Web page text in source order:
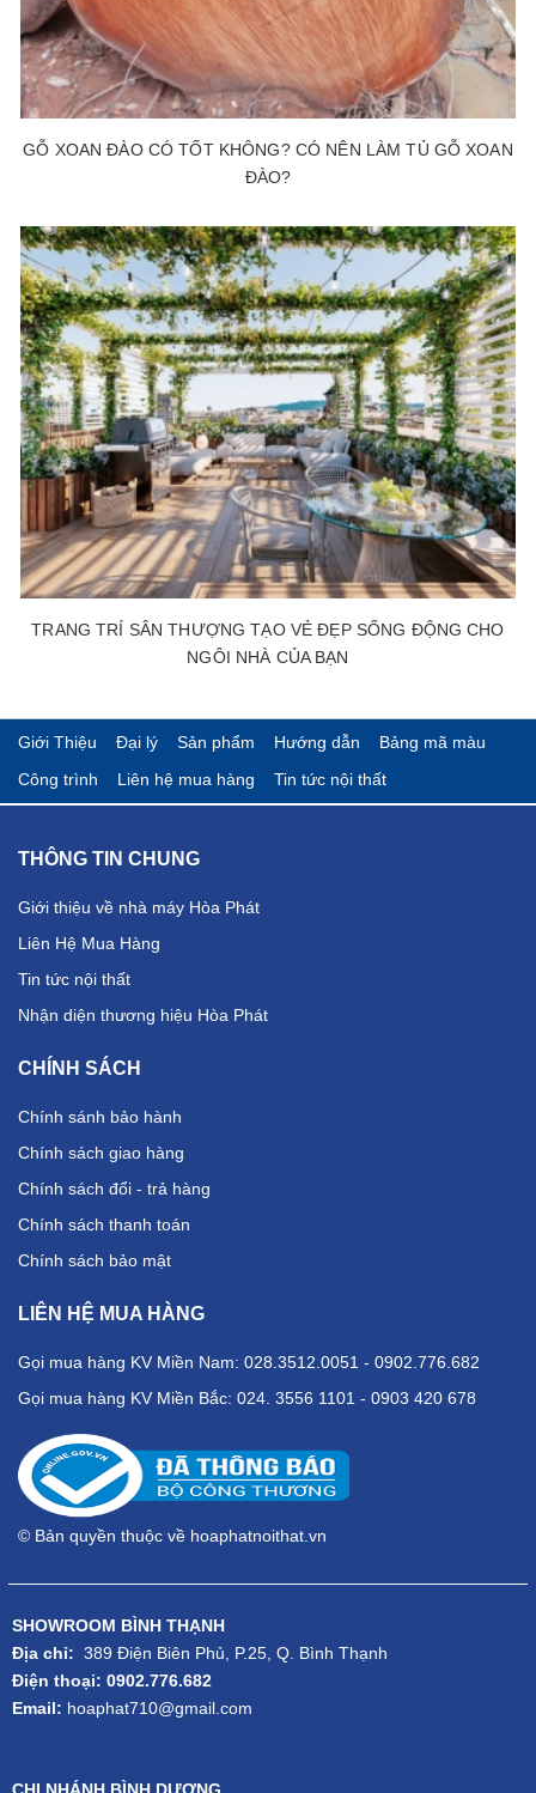
GỖ XOAN ĐÀO CÓ TỐT KHÔNG? CÓ NÊN LÀM TỦ GỖ XOAN
ĐÀO?
TRANG TRÍ SÂN THƯỢNG TẠO VẺ ĐẸP SỐNG ĐỘNG CHO
NGÔI NHÀ CỦA BẠN
Giới Thiệu Đại lý Sản phẩm Hướng dẫn
Bảng mã màu
Công trình
Liên hệ mua hàng Tin tức nội thất
THÔNG TIN CHUNG
Giới thiệu về nhà máy Hòa Phát
Liên Hệ Mua Hàng
Tin tức nội thất
Nhận diện thương hiệu Hòa Phát
CHÍNH SÁCH
Chính sánh bảo hành
Chính sách giao hàng
Chính sách đổi - trả hàng
Chính sách thanh toán
Chính sách bảo mật
LIÊN HỆ MUA HÀNG
Gọi mua hàng KV Miền Nam: 028.3512.0051 - 0902.776.682
Gọi mua hàng KV Miền Bắc: 024. 3556 1101 - 0903 420 678
© Bản quyền thuộc về hoaphatnoithat.vn
SHOWROOM BÌNH THẠNH
Địa chỉ: 389 Điện Biên Phủ, P.25, Q. Bình Thạnh
Điện thoại: 0902.776.682
Email: hoaphat710@gmail.com
CHI NHÁNH BÌNH DƯƠNG